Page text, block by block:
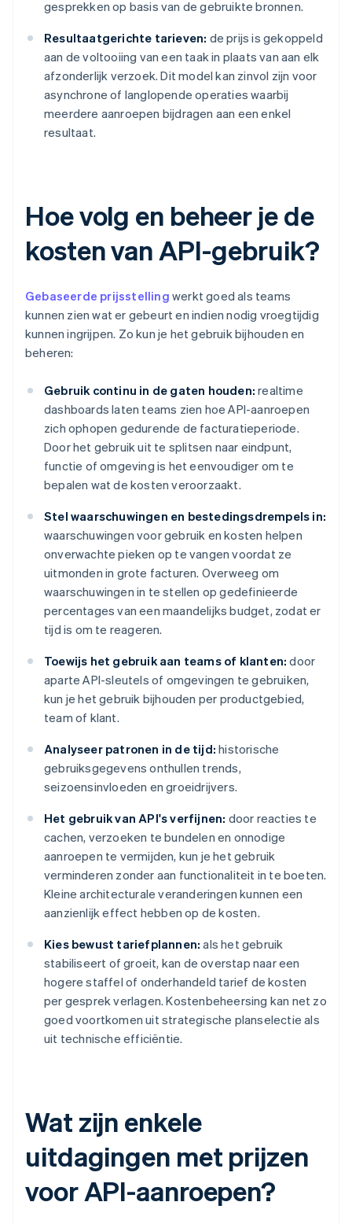
gesprekken op basis van de gebruikte bronnen.
Resultaatgerichte tarieven: de prijs is gekoppeld
aan de voltooiing van een taak in plaats van aan elk
afzonderlijk verzoek. Dit model kan zinvol zijn voor
asynchrone of langlopende operaties waarbij
meerdere aanroepen bijdragen aan een enkel
resultaat.
Hoe volg en beheer je de
kosten van API-gebruik?
Gebaseerde prijsstelling werkt goed als teams
kunnen zien wat er gebeurt en indien nodig vroegtijdig
kunnen ingrijpen. Zo kun je het gebruik bijhouden en
beheren:
Gebruik continu in de gaten houden: realtime
dashboards laten teams zien hoe API-aanroepen
zich ophopen gedurende de facturatieperiode.
Door het gebruik uit te splitsen naar eindpunt,
functie of omgeving is het eenvoudiger om te
bepalen wat de kosten veroorzaakt.
Stel waarschuwingen en bestedingsdrempels in:
waarschuwingen voor gebruik en kosten helpen
onverwachte pieken op te vangen voordat ze
uitmonden in grote facturen. Overweeg om
waarschuwingen in te stellen op gedefinieerde
percentages van een maandelijks budget, zodat er
tijd is om te reageren.
Toewijs het gebruik aan teams of klanten: door
aparte API-sleutels of omgevingen te gebruiken,
kun je het gebruik bijhouden per productgebied,
team of klant.
Analyseer patronen in de tijd: historische
gebruiksgegevens onthullen trends,
seizoensinvloeden en groeidrijvers.
Het gebruik van API's verfijnen: door reacties te
cachen, verzoeken te bundelen en onnodige
aanroepen te vermijden, kun je het gebruik
verminderen zonder aan functionaliteit in te boeten.
Kleine architecturale veranderingen kunnen een
aanzienlijk effect hebben op de kosten.
Kies bewust tariefplannen: als het gebruik
stabiliseert of groeit, kan de overstap naar een
hogere staffel of onderhandeld tarief de kosten
per gesprek verlagen. Kostenbeheersing kan net zo
goed voortkomen uit strategische planselectie als
uit technische efficiëntie.
Wat zijn enkele
uitdagingen met prijzen
voor API-aanroepen?